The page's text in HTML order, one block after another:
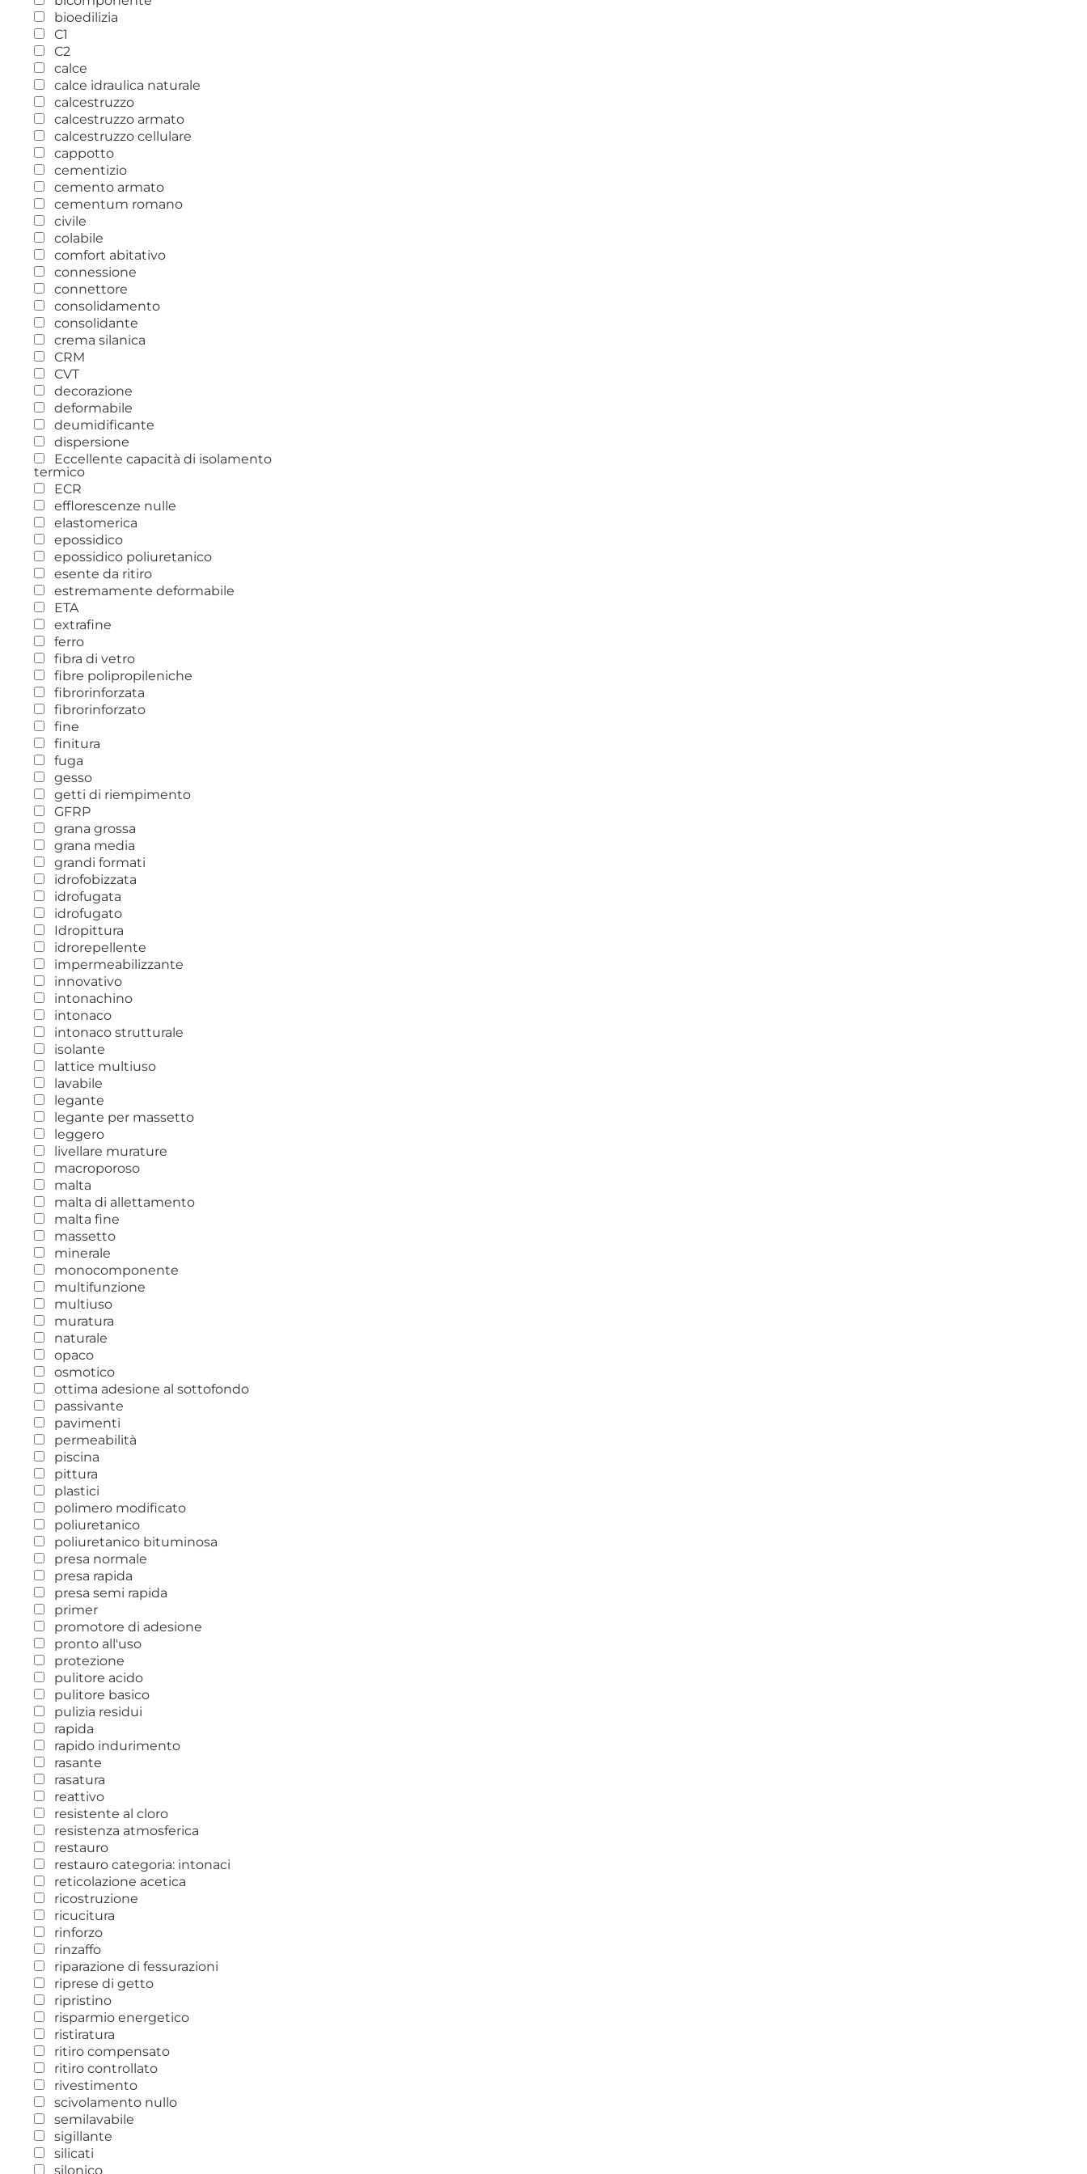
bioedilizia
C1
C2
calce
calce idraulica naturale
calcestruzzo
calcestruzzo armato
calcestruzzo cellulare
cappotto
cementizio
cemento armato
cementum romano
civile
colabile
comfort abitativo
connessione
connettore
consolidamento
consolidante
crema silanica
CRM
CVT
decorazione
deformabile
deumidificante
dispersione
Eccellente capacità di isolamento
termico
ECR
efflorescenze nulle
elastomerica
epossidico
epossidico poliuretanico
esente da ritiro
estremamente deformabile
ETA
extrafine
ferro
fibra di vetro
fibre polipropileniche
fibrorinforzata
fibrorinforzato
fine
finitura
fuga
gesso
getti di riempimento
GFRP
grana grossa
grana media
grandi formati
idrofobizzata
idrofugata
idrofugato
Idropittura
idrorepellente
impermeabilizzante
innovativo
intonachino
intonaco
intonaco strutturale
isolante
lattice multiuso
lavabile
legante
legante per massetto
leggero
livellare murature
macroporoso
malta
malta di allettamento
malta fine
massetto
minerale
monocomponente
multifunzione
multiuso
muratura
naturale
opaco
osmotico
ottima adesione al sottofondo
passivante
pavimenti
permeabilità
piscina
pittura
plastici
polimero modificato
poliuretanico
poliuretanico bituminosa
presa normale
presa rapida
presa semi rapida
primer
promotore di adesione
pronto all'uso
protezione
pulitore acido
pulitore basico
pulizia residui
rapida
rapido indurimento
rasante
rasatura
reattivo
resistente al cloro
resistenza atmosferica
restauro
restauro categoria: intonaci
reticolazione acetica
ricostruzione
ricucitura
rinforzo
rinzaffo
riparazione di fessurazioni
riprese di getto
ripristino
risparmio energetico
ristiratura
ritiro compensato
ritiro controllato
rivestimento
scivolamento nullo
semilavabile
sigillante
silicati
silonico